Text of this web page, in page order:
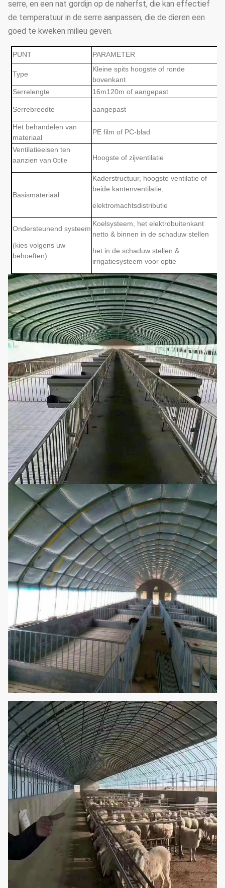
serre, en een nat gordijn op de naherfst, die kan effectief
de temperatuur in de serre aanpassen, die de dieren een
goed te kweken milieu geven.
PUNT PARAMETER
Type
Kleine spits hoogste of ronde
bovenkant
Serrelengte
16m120m of aangepast
Serrebreedte aangepast
Het behandelen van
materiaal
PE film of PC-blad
Ventilatieeisen ten
aanzien van Optie Hoogste of zijventilatie
Basismateriaal
Kaderstructuur, hoogste ventilatie of
beide kantenventilatie,
elektromachtsdistributie
Ondersteunend systeem
(kies volgens uw
behoeften)
Koelsysteem, het elektrobuitenkant
netto & binnen in de schaduw stellen
het in de schaduw stellen &
irrigatiesysteem voor optie